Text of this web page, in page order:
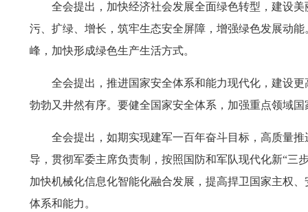
全会提出，加快经济社会发展全面绿色转型，建设
污、扩绿、增长，筑牢生态安全屏障，增强绿色发展动
峰，加快形成绿色生产生活方式。
全会提出，推进国家安全体系和能力现代化，建设
勃勃又井然有序。要健全国家安全体系，加强重点领域
全会提出，如期实现建军一百年奋斗目标，高质量
导，贯彻军委主席负责制，按照国防和军队现代化新“三
加快机械化信息化智能化融合发展，提高捍卫国家主权
体系和能力。